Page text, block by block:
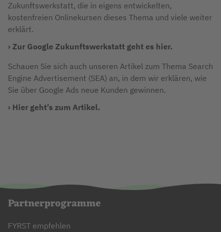
Zukunftswerkstatt, die in eigens entwickelten,
kostenfreien Onlinekursen dieses Thema und viele weiter
erklärt.
Zur Google Zukunftswerkstatt geht es hier.
Schauen Sie sich auch unseren Artikel zum Thema Search
Engine Advertisement (SEA) an, in dem wir erklären, wie
Sie über Google Ads neue Kunden gewinnen.
Hier geht’s zum Artikel.
Partnerprogramme
FYRST empfehlen